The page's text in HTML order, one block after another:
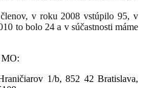
v roku 2008 vstúpilo 95, v
to bolo 24 a v súčastnosti máme
MO:
1/b, 852 42 Bratislava,